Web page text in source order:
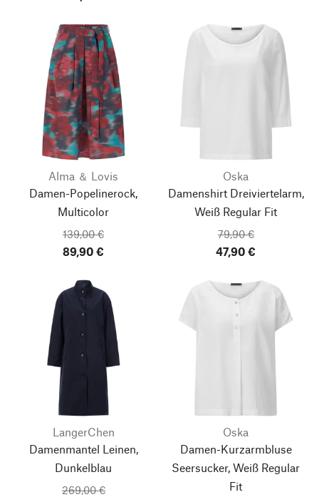
Alma ＆ Lovis
Damen-Popelinerock,
Multicolor
139,00 €
89,90 €
Oska
Damenshirt Dreiviertelarm,
Weiß Regular Fit
79,90 €
47,90 €
LangerChen
Damenmantel Leinen,
Dunkelblau
269,00 €
Oska
Damen-Kurzarmbluse
Seersucker, Weiß Regular
Fit